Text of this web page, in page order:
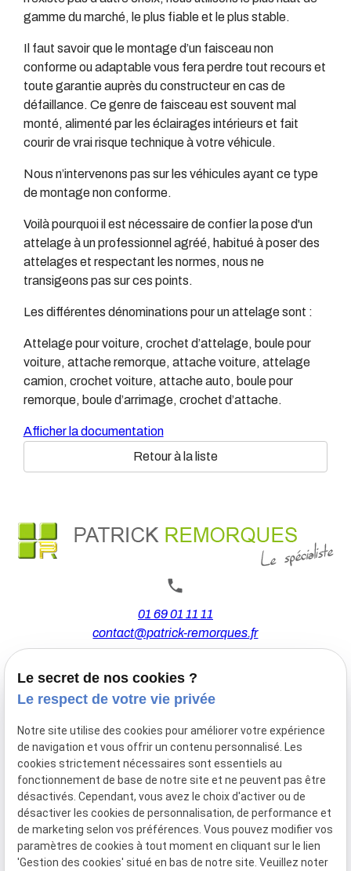
gamme du marché, le plus fiable et le plus stable.
Il faut savoir que le montage d’un faisceau non
conforme ou adaptable vous fera perdre tout recours et
toute garantie auprès du constructeur en cas de
défaillance. Ce genre de faisceau est souvent mal
monté, alimenté par les éclairages intérieurs et fait
courir de vrai risque technique à votre véhicule.
Nous n’intervenons pas sur les véhicules ayant ce type
de montage non conforme.
Voilà pourquoi il est nécessaire de confier la pose d'un
attelage à un professionnel agréé, habitué à poser des
attelages et respectant les normes, nous ne
transigeons pas sur ces points.
Les différentes dénominations pour un attelage sont :
Attelage pour voiture, crochet d’attelage, boule pour
voiture, attache remorque, attache voiture, attelage
camion, crochet voiture, attache auto, boule pour
remorque, boule d’arrimage, crochet d’attache.
Afficher la documentation
Retour à la liste
01 69 01 11 11
contact@patrick-remorques.fr
44 Avenue de la Division Leclerc
91160 BALLAINVILLIERS
Du Mardi au Samedi
De 9h00 à 12h30 et de 13h30 à 18h00
Le Lundi sur rendez-vous.
Mentions
légales
Politique de
confidentialité
Gestion
des
Plan du
site
Le secret de nos cookies ?
Le respect de votre vie privée
Notre site utilise des cookies pour améliorer votre expérience
de navigation et vous offrir un contenu personnalisé. Les
cookies strictement nécessaires sont essentiels au
fonctionnement de base de notre site et ne peuvent pas être
désactivés. Cependant, vous avez le choix d'activer ou de
désactiver les cookies de personnalisation, de performance et
de marketing selon vos préférences. Vous pouvez modifier vos
paramètres de cookies à tout moment en cliquant sur le lien
'Gestion des cookies' situé en bas de notre site. Veuillez noter